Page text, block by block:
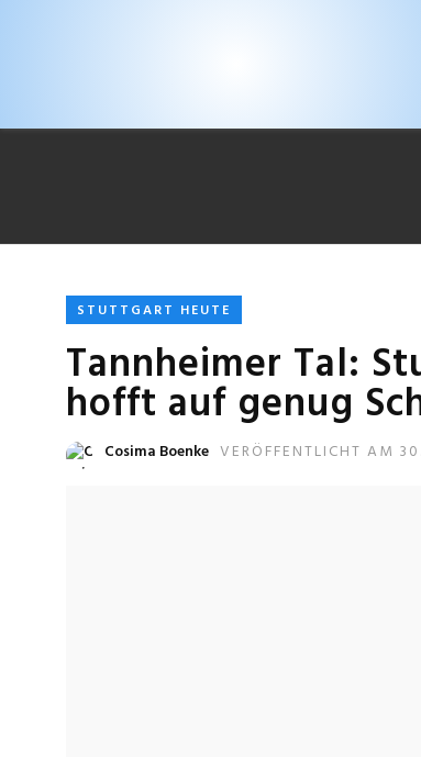
STUTTGART HEUTE
Tannheimer Tal:
hofft auf genug
Cosima Boenke VERÖFFENTLICHT AM